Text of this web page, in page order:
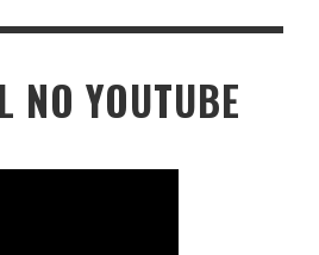
NO YOUTUBE